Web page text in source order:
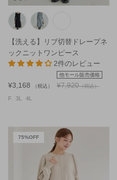
【洗える】リブ切替ドレープネ
ックニットワンピース
2件のレビュー
¥3,168 （税込）
他モール販売価格
¥7,920（税込）
F 3L 4L
75%OFF